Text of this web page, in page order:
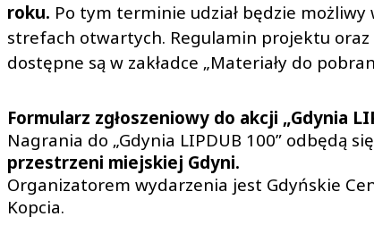
roku. Po tym terminie udział będzie
strefach otwartych. Regulamin projektu oraz
dostępne są w zakładce „Materiały do
Formularz zgłoszeniowy do akcji „Gdynia
Nagrania do „Gdynia LIPDUB 100” odbędą się
przestrzeni miejskiej Gdyni.
Organizatorem wydarzenia jest Gdyńskie
Kopcia.